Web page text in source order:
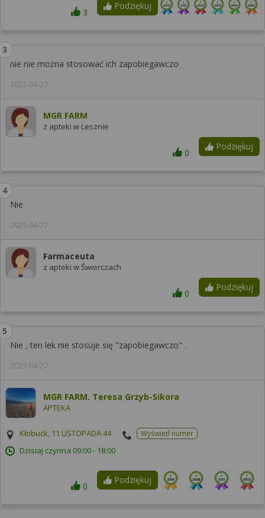
Podziękuj
3
nie nie można stosować ich zapobiegawczo
2023-04-27
MGR FARM
z apteki w Lesznie
Podziękuj
0
Nie
2023-04-27
Farmaceuta
z apteki w Świerczach
Podziękuj
0
Nie , ten lek nie stosuje się "zapobiegawczo" .
2023-04-27
MGR FARM. Teresa Grzyb-Sikora
APTEKA
Kłobuck, 11 LISTOPADA 44 Wyświetl numer
Dzisiaj czynna 09:00 - 18:00
Podziękuj
0